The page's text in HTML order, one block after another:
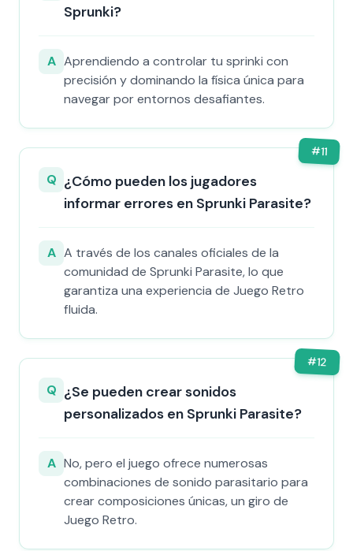
Sprunki?
A Aprendiendo a controlar tu sprinki con
precisión y dominando la física única para
navegar por entornos desafiantes.
#11
Q ¿Cómo pueden los jugadores
informar errores en Sprunki Parasite?
A A través de los canales oficiales de la
comunidad de Sprunki Parasite, lo que
garantiza una experiencia de Juego Retro
fluida.
#12
Q ¿Se pueden crear sonidos
personalizados en Sprunki Parasite?
A No, pero el juego ofrece numerosas
combinaciones de sonido parasitario para
crear composiciones únicas, un giro de
Juego Retro.